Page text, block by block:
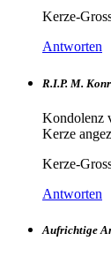
Kerze-
Antworten
R.I.P. M.
Kondolenz
Kerze
Kerze-
Antworten
Aufrichtige